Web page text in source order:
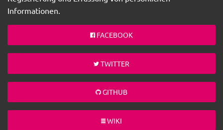
Informationen.
FACEBOOK
TWITTER
GITHUB
WIKI